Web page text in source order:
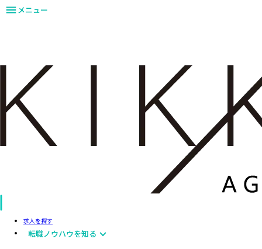
メニュー
求人を探す
転職ノウハウを知る